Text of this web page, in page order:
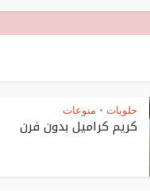
حلويات • منوعات
كريم كراميل بدون فرن